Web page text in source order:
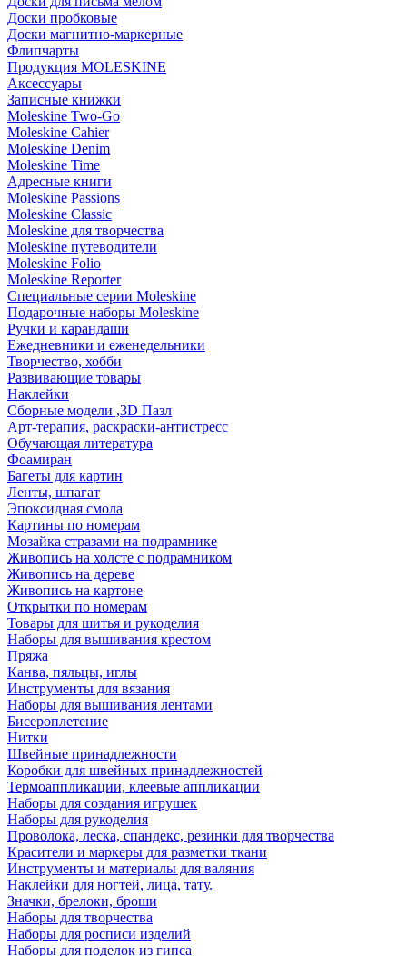
Доски пробковые
Доски магнитно-маркерные
Флипчарты
Продукция MOLESKINE
Аксессуары
Записные книжки
Moleskine Two-Go
Moleskine Cahier
Moleskine Denim
Moleskine Time
Адресные книги
Moleskine Passions
Moleskine Classic
Moleskine для творчества
Moleskine путеводители
Moleskine Folio
Moleskine Reporter
Специальные серии Moleskine
Подарочные наборы Moleskine
Ручки и карандаши
Ежедневники и еженедельники
Творчество, хобби
Развивающие товары
Наклейки
Сборные модели ,3D Пазл
Арт-терапия, раскраски-антистресс
Обучающая литература
Фоамиран
Багеты для картин
Ленты, шпагат
Эпоксидная смола
Картины по номерам
Мозайка стразами на подрамнике
Живопись на холсте с подрамником
Живопись на дереве
Живопись на картоне
Открытки по номерам
Товары для шитья и рукоделия
Наборы для вышивания крестом
Пряжа
Канва, пяльцы, иглы
Инструменты для вязания
Наборы для вышивания лентами
Бисероплетение
Нитки
Швейные принадлежности
Коробки для швейных принадлежностей
Термоаппликации, клеевые аппликации
Наборы для создания игрушек
Наборы для рукоделия
Проволока, леска, спандекс, резинки для творчества
Красители и маркеры для разметки ткани
Инструменты и материалы для валяния
Наклейки для ногтей, лица, тату.
Значки, брелоки, броши
Наборы для творчества
Наборы для росписи изделий
Наборы для поделок из гипса